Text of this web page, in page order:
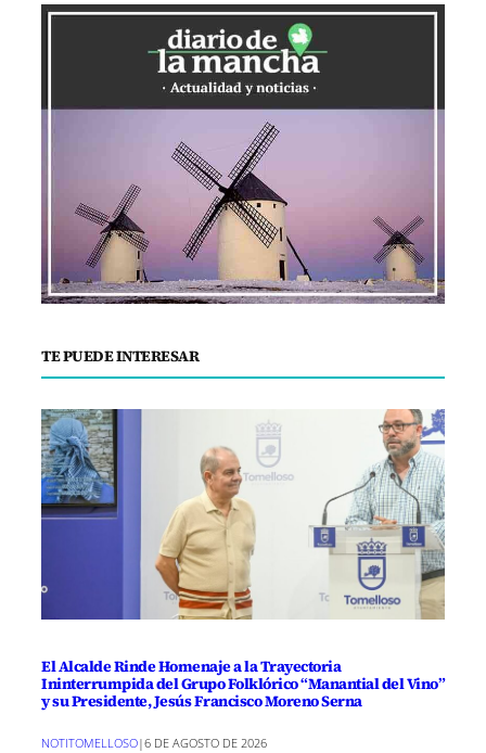
TE PUEDE INTERESAR
El Alcalde Rinde Homenaje a la Trayectoria
Ininterrumpida del Grupo Folklórico “Manantial del Vino”
y su Presidente, Jesús Francisco Moreno Serna
NOTITOMELLOSO|6 DE AGOSTO DE 2026